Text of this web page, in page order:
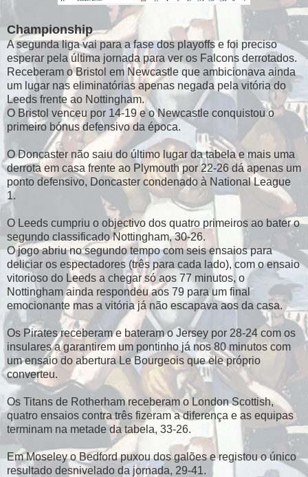
Championship
A segunda liga vai para a fase dos playoffs e foi preciso
esperar pela última jornada para ver os Falcons derrotados.
Receberam o Bristol em Newcastle que ambicionava ainda
um lugar nas eliminatórias apenas negada pela vitória do
Leeds frente ao Nottingham.
O Bristol venceu por 14-19 e o Newcastle conquistou o
primeiro bónus defensivo da época.
O Doncaster não saiu do último lugar da tabela e mais uma
derrota em casa frente ao Plymouth por 22-26 dá apenas um
ponto defensivo, Doncaster condenado à National League
1.
O Leeds cumpriu o objectivo dos quatro primeiros ao bater o
segundo classificado Nottingham, 30-26.
O jogo abriu no segundo tempo com seis ensaios para
deliciar os espectadores (três para cada lado), com o ensaio
vitorioso do Leeds a chegar só aos 77 minutos, o
Nottingham ainda respondeu aos 79 para um final
emocionante mas a vitória já não escapava aos da casa.
Os Pirates receberam e bateram o Jersey por 28-24 com os
insulares a garantirem um pontinho já nos 80 minutos com
um ensaio do abertura Le Bourgeois que ele próprio
converteu.
Os Titans de Rotherham receberam o London Scottish,
quatro ensaios contra três fizeram a diferença e as equipas
terminam na metade da tabela, 33-26.
Em Moseley o Bedford puxou dos galões e registou o único
resultado desnivelado da jornada, 29-41.